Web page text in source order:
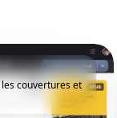
couvertures et